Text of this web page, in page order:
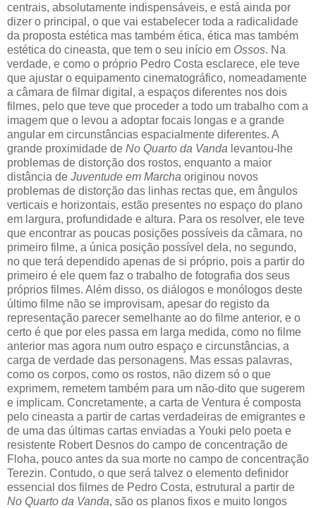
centrais, absolutamente indispensáveis, e está ainda por
dizer o principal, o que vai estabelecer toda a radicalidade
da proposta estética mas também ética, ética mas também
estética do cineasta, que tem o seu início em Ossos. Na
verdade, e como o próprio Pedro Costa esclarece, ele teve
que ajustar o equipamento cinematográfico, nomeadamente
a câmara de filmar digital, a espaços diferentes nos dois
filmes, pelo que teve que proceder a todo um trabalho com a
imagem que o levou a adoptar focais longas e a grande
angular em circunstâncias espacialmente diferentes. A
grande proximidade de No Quarto da Vanda levantou-lhe
problemas de distorção dos rostos, enquanto a maior
distância de Juventude em Marcha originou novos
problemas de distorção das linhas rectas que, em ângulos
verticais e horizontais, estão presentes no espaço do plano
em largura, profundidade e altura. Para os resolver, ele teve
que encontrar as poucas posições possíveis da câmara, no
primeiro filme, a única posição possível dela, no segundo,
no que terá dependido apenas de si próprio, pois a partir do
primeiro é ele quem faz o trabalho de fotografia dos seus
próprios filmes. Além disso, os diálogos e monólogos deste
último filme não se improvisam, apesar do registo da
representação parecer semelhante ao do filme anterior, e o
certo é que por eles passa em larga medida, como no filme
anterior mas agora num outro espaço e circunstâncias, a
carga de verdade das personagens. Mas essas palavras,
como os corpos, como os rostos, não dizem só o que
exprimem, remetem também para um não-dito que sugerem
e implicam. Concretamente, a carta de Ventura é composta
pelo cineasta a partir de cartas verdadeiras de emigrantes e
de uma das últimas cartas enviadas a Youki pelo poeta e
resistente Robert Desnos do campo de concentração de
Floha, pouco antes da sua morte no campo de concentração
Terezin. Contudo, o que será talvez o elemento definidor
essencial dos filmes de Pedro Costa, estrutural a partir de
No Quarto da Vanda, são os planos fixos e muito longos